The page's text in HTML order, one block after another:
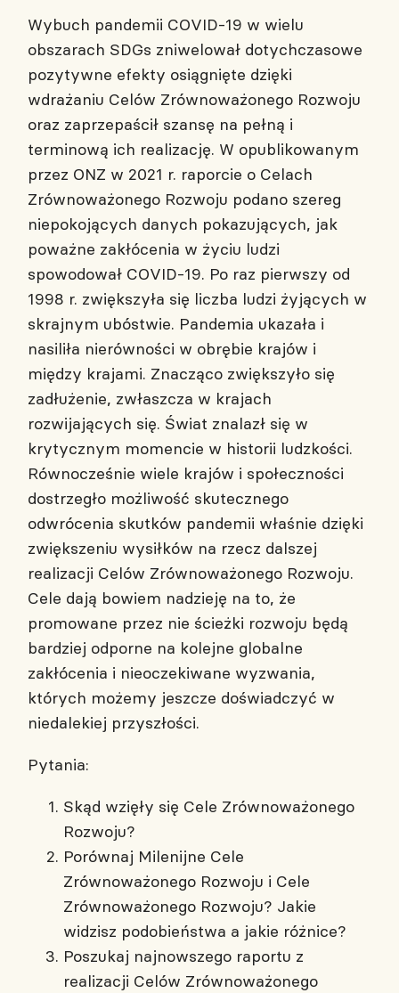
Wybuch pandemii COVID-19 w wielu
obszarach SDGs zniwelował dotychczasowe
pozytywne efekty osiągnięte dzięki
wdrażaniu Celów Zrównoważonego Rozwoju
oraz zaprzepaścił szansę na pełną i
terminową ich realizację. W opublikowanym
przez ONZ w 2021 r. raporcie o Celach
Zrównoważonego Rozwoju podano szereg
niepokojących danych pokazujących, jak
poważne zakłócenia w życiu ludzi
spowodował COVID-19. Po raz pierwszy od
1998 r. zwiększyła się liczba ludzi żyjących w
skrajnym ubóstwie. Pandemia ukazała i
nasiliła nierówności w obrębie krajów i
między krajami. Znacząco zwiększyło się
zadłużenie, zwłaszcza w krajach
rozwijających się. Świat znalazł się w
krytycznym momencie w historii ludzkości.
Równocześnie wiele krajów i społeczności
dostrzegło możliwość skutecznego
odwrócenia skutków pandemii właśnie dzięki
zwiększeniu wysiłków na rzecz dalszej
realizacji Celów Zrównoważonego Rozwoju.
Cele dają bowiem nadzieję na to, że
promowane przez nie ścieżki rozwoju będą
bardziej odporne na kolejne globalne
zakłócenia i nieoczekiwane wyzwania,
których możemy jeszcze doświadczyć w
niedalekiej przyszłości.
Pytania:
Skąd wzięły się Cele Zrównoważonego
Rozwoju?
Porównaj Milenijne Cele
Zrównoważonego Rozwoju i Cele
Zrównoważonego Rozwoju? Jakie
widzisz podobieństwa a jakie różnice?
Poszukaj najnowszego raportu z
realizacji Celów Zrównoważonego